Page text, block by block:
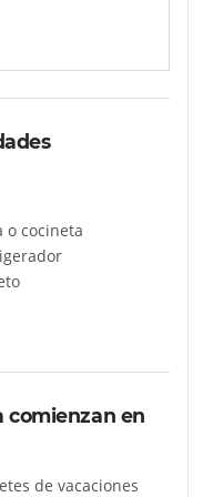
o cocineta
comienzan en
de vacaciones